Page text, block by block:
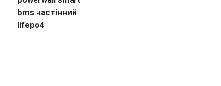
bms настінний
lifepo4